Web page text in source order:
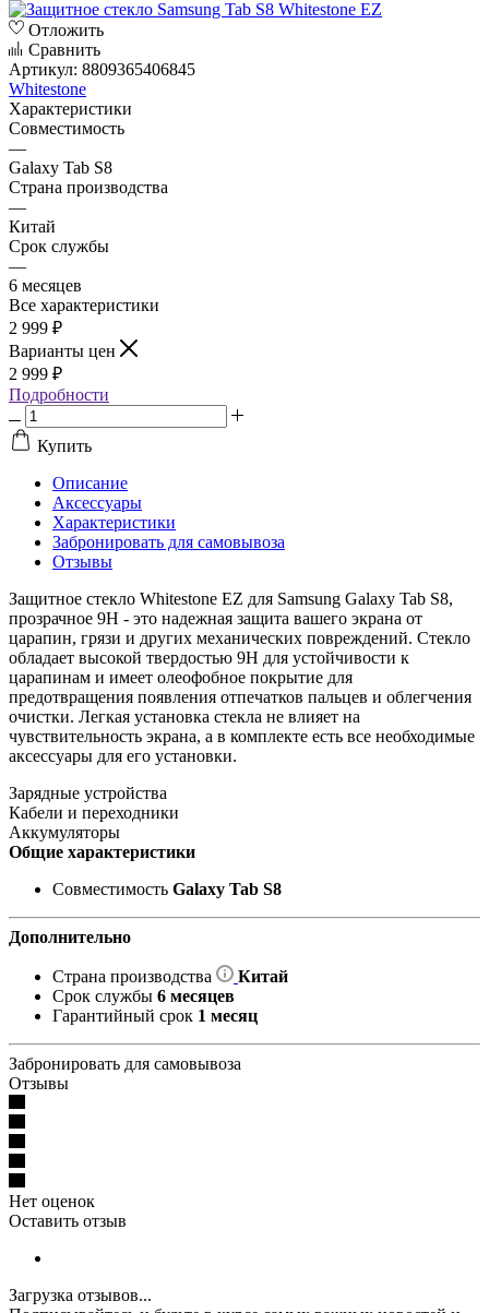
Отложить
Сравнить
Артикул: 8809365406845
Whitestone
Характеристики
Совместимость
—
Galaxy Tab S8
Страна производства
—
Китай
Срок службы
—
6 месяцев
Все характеристики
2 999 ₽
Варианты цен
2 999 ₽
Подробности
Купить
Описание
Аксессуары
Характеристики
Забронировать для самовывоза
Отзывы
Защитное стекло Whitestone EZ для Samsung Galaxy Tab S8,
прозрачное 9H - это надежная защита вашего экрана от
царапин, грязи и других механических повреждений. Стекло
обладает высокой твердостью 9H для устойчивости к
царапинам и имеет олеофобное покрытие для
предотвращения появления отпечатков пальцев и облегчения
очистки. Легкая установка стекла не влияет на
чувствительность экрана, а в комплекте есть все необходимые
аксессуары для его установки.
Зарядные устройства
Кабели и переходники
Аккумуляторы
Общие характеристики
Совместимость Galaxy Tab S8
Дополнительно
Страна производства
Китай
Срок службы 6 месяцев
Гарантийный срок 1 месяц
Забронировать для самовывоза
Отзывы
Нет оценок
Оставить отзыв
Загрузка отзывов...